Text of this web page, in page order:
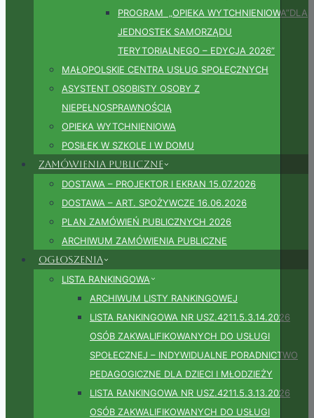
PROGRAM „OPIEKA WYTCHNIENIOWA”DLA
JEDNOSTEK SAMORZĄDU
TERYTORIALNEGO – EDYCJA 2026”
MAŁOPOLSKIE CENTRA USŁUG SPOŁECZNYCH
ASYSTENT OSOBISTY OSOBY Z
NIEPEŁNOSPRAWNOŚCIĄ
OPIEKA WYTCHNIENIOWA
POSIŁEK W SZKOLE I W DOMU
Zamówienia publiczne
DOSTAWA – PROJEKTOR I EKRAN 15.07.2026
DOSTAWA – ART. SPOŻYWCZE 16.06.2026
PLAN ZAMÓWIEŃ PUBLICZNYCH 2026
ARCHIWUM ZAMÓWIENIA PUBLICZNE
Ogłoszenia
LISTA RANKINGOWA
ARCHIWUM LISTY RANKINGOWEJ
LISTA RANKINGOWA NR USZ.4211.5.3.14.2026
OSÓB ZAKWALIFIKOWANYCH DO USŁUGI
SPOŁECZNEJ – INDYWIDUALNE PORADNICTWO
PEDAGOGICZNE DLA DZIECI I MŁODZIEŻY
LISTA RANKINGOWA NR USZ.4211.5.3.13.2026
OSÓB ZAKWALIFIKOWANYCH DO USŁUGI